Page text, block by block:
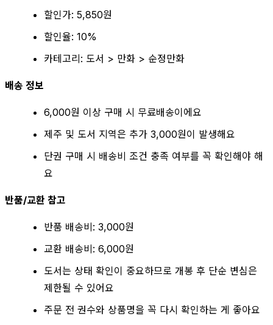
할인가: 5,850원
할인율: 10%
카테고리: 도서 > 만화 > 순정만화
배송 정보
6,000원 이상 구매 시 무료배송이에요
제주 및 도서 지역은 추가 3,000원이 발생해요
단권 구매 시 배송비 조건 충족 여부를 꼭 확인해야 해
요
반품/교환 참고
반품 배송비: 3,000원
교환 배송비: 6,000원
도서는 상태 확인이 중요하므로 개봉 후 단순 변심은
제한될 수 있어요
주문 전 권수와 상품명을 꼭 다시 확인하는 게 좋아요